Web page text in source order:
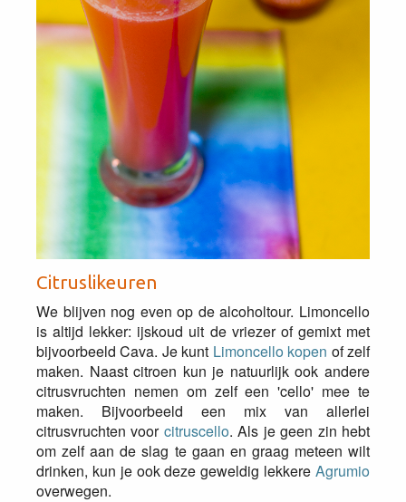
Citruslikeuren
We blijven nog even op de alcoholtour. Limoncello
is altijd lekker: ijskoud uit de vriezer of gemixt met
bijvoorbeeld Cava. Je kunt Limoncello kopen of zelf
maken. Naast citroen kun je natuurlijk ook andere
citrusvruchten nemen om zelf een 'cello' mee te
maken. Bijvoorbeeld een mix van allerlei
citrusvruchten voor citruscello. Als je geen zin hebt
om zelf aan de slag te gaan en graag meteen wilt
drinken, kun je ook deze geweldig lekkere Agrumio
overwegen.